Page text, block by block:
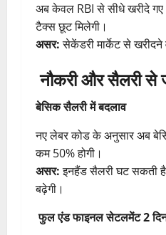
अब केवल RBI से सीधे खरीदे गए
टैक्स छूट मिलेगी।
असर:सेकेंडरी मार्केट से खरीदने
नौकरी और सैलरी से
बेसिक सैलरी में बदलाव
नए लेबर कोड के अनुसार अब
कम 50% होगी।
असर:इनहैंड सैलरी घट सकती
बढ़ेगी।
फुल एंड फाइनल सेटलमेंट 2